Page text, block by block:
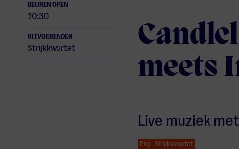
DEUREN OPEN
20:30
UITVOERENDEN
Strijkkwartet
meets
Live muziek
Pop Strijkkwartet